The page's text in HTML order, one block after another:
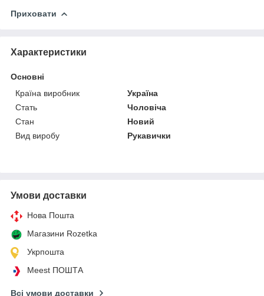
Приховати
Характеристики
Основні
Країна виробник
Україна
Стать
Чоловіча
Стан
Новий
Вид виробу
Рукавички
Умови доставки
Нова Пошта
Магазини Rozetka
Укрпошта
Meest ПОШТА
Всі умови доставки